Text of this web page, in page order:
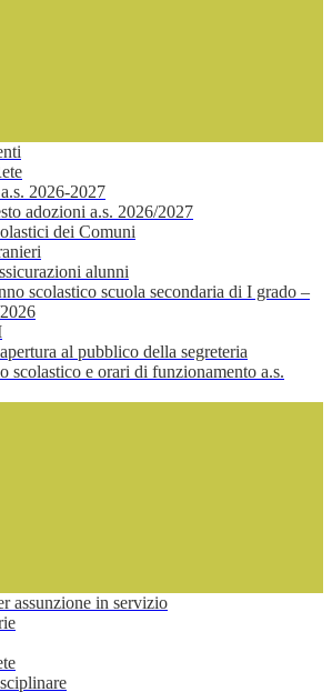
2026-2027
adozioni a.s. 2026/2027
dei Comuni
alunni
scolastico scuola secondaria di I grado –
al pubblico della segreteria
scolastico e orari di funzionamento a.s.
assunzione in servizio